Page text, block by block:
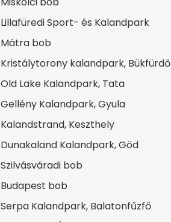
Lillafüredi Sport- és Kalandpark
Mátra bob
Kristálytorony kalandpark, Bükfürdő
Old Lake Kalandpark, Tata
Gellény Kalandpark, Gyula
Kalandstrand, Keszthely
Dunakaland Kalandpark, Göd
Szilvásváradi bob
Budapest bob
Serpa Kalandpark, Balatonfűzfő